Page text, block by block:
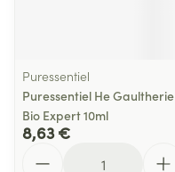
Puressentiel
Puressentiel He Gaultherie
Bio Expert 10ml
8,63 €